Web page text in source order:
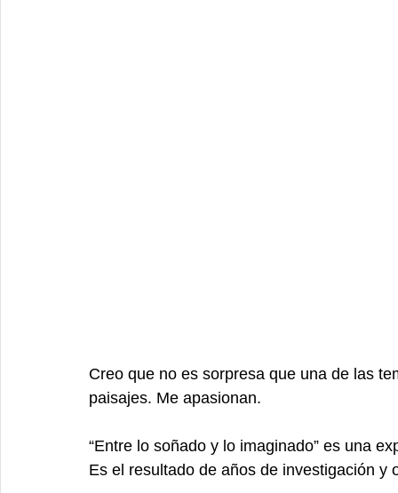
Creo que no es sorpresa que una de las
paisajes. Me apasionan.
“Entre lo soñado y lo imaginado” es una
Es el resultado de años de investigación y